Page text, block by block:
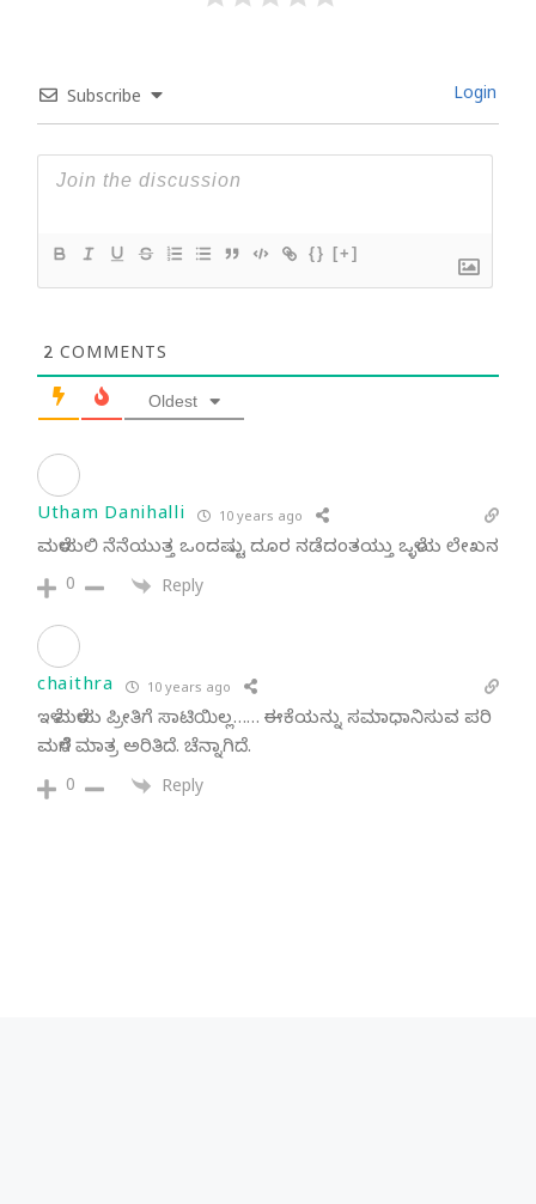
Subscribe Login
{} [+]
2 COMMENTS
Oldest
Utham Danihalli 10 years ago
ಮಳೆಯಲಿ ನೆನೆಯುತ್ತ ಒಂದಷ್ಟು ದೂರ ನಡೆದಂತಯ್ತು ಒಳ್ಳೆಯ ಲೇಖನ
0 Reply
chaithra 10 years ago
ಇಳೆ ಮಳೆಯ ಪ್ರೀತಿಗೆ ಸಾಟಿಯಿಲ್ಲ…… ಈಕೆಯನ್ನು ಸಮಾಧಾನಿಸುವ ಪರಿ
ಮಳೆಗೆ ಮಾತ್ರ ಅರಿತಿದೆ. ಚೆನ್ನಾಗಿದೆ.
0 Reply